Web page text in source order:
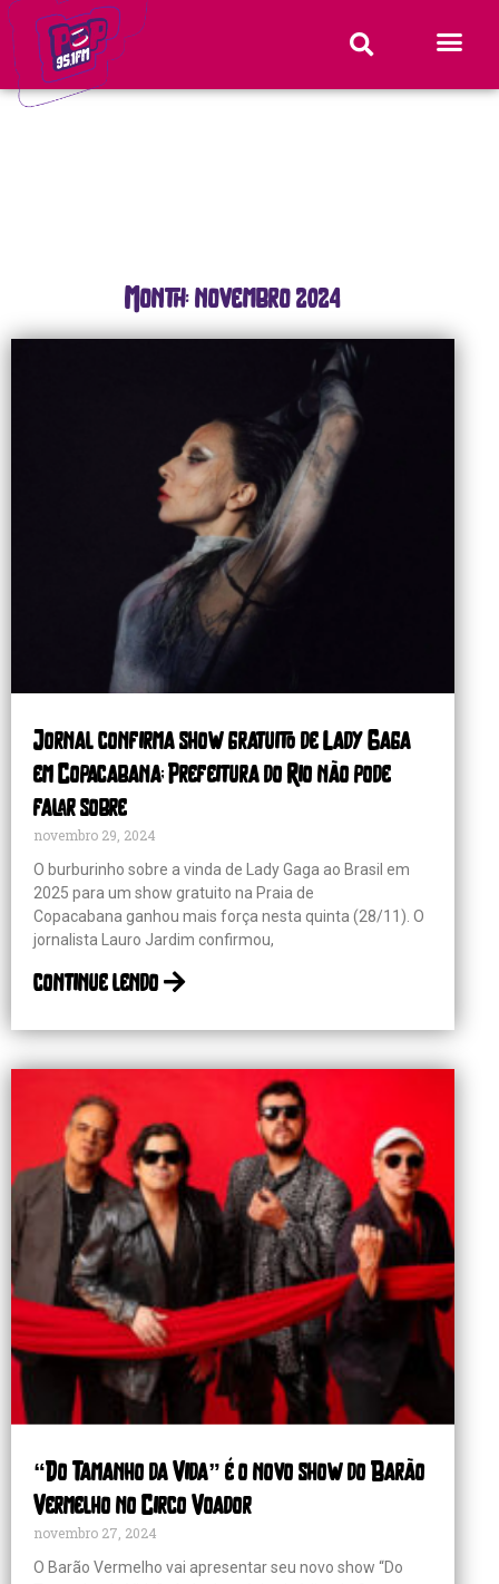
Month: novembro 2024
Jornal confirma show gratuito de Lady Gaga
em Copacabana; Prefeitura do Rio não pode
falar sobre
novembro 29, 2024
O burburinho sobre a vinda de Lady Gaga ao Brasil em
2025 para um show gratuito na Praia de
Copacabana ganhou mais força nesta quinta (28/11). O
jornalista Lauro Jardim confirmou,
continue lendo
“Do Tamanho da Vida” é o novo show do Barão
Vermelho no Circo Voador
novembro 27, 2024
O Barão Vermelho vai apresentar seu novo show “Do